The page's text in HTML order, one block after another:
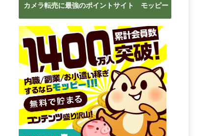
カメラ転売に最強のポイントサイト モッピー